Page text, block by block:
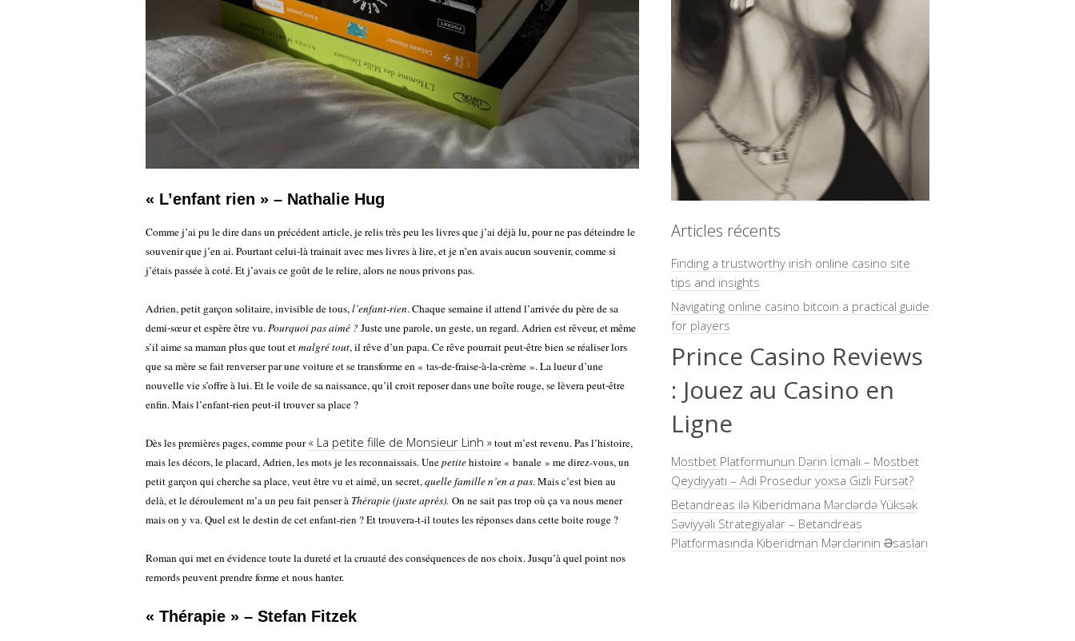
« L’enfant rien » – Nathalie Hug
Comme j’ai pu le dire dans un précédent article, je relis très peu les livres que j’ai déjà lu, pour ne pas déteindre le
souvenir que j’en ai. Pourtant celui-là trainait avec mes livres à lire, et je n’en avais aucun souvenir, comme si
j’étais passée à coté. Et j’avais ce goût de le relire, alors ne nous privons pas.
Adrien, petit garçon solitaire, invisible de tous,l’enfant-rien. Chaque semaine il attend l’arrivée du père de sa
demi-sœur et espère être vu.Pourquoi pas aimé ?Juste une parole, un geste, un regard. Adrien est rêveur, et même
s’il aime sa maman plus que tout etmalgré tout, il rêve d’un papa. Ce rêve pourrait peut-être bien se réaliser lors
que sa mère se fait renverser par une voiture et se transforme en « tas-de-fraise-à-la-crème ». La lueur d’une
nouvelle vie s’offre à lui. Et le voile de sa naissance, qu’il croit reposer dans une boîte rouge, se lèvera peut-être
enfin. Mais l’enfant-rien peut-il trouver sa place ?
Dès les premières pages, comme pour« La petite fille de Monsieur Linh »tout m’est revenu. Pas l’histoire,
mais les décors, le placard, Adrien, les mots je les reconnaissais. Unepetitehistoire « banale » me direz-vous, un
petit garçon qui cherche sa place, veut être vu et aimé, un secret,quelle famille n’en a pas. Mais c’est bien au
delà, et le déroulement m’a un peu fait penser à Thérapie (juste après). On ne sait pas trop où ça va nous mener
mais on y va. Quel est le destin de cet enfant-rien ? Et trouvera-t-il toutes les réponses dans cette boite rouge ?
Roman qui met en évidence toute la dureté et la cruauté des conséquences de nos choix. Jusqu’à quel point nos
remords peuvent prendre forme et nous hanter.
« Thérapie » – Stefan Fitzek
Articles récents
Finding a trustworthy irish online casino site
tips and insights
Navigating online casino bitcoin a practical guide
for players
Prince Casino Reviews
: Jouez au Casino en
Ligne
Mostbet Platformunun Dərin İcmalı – Mostbet
Qeydiyyatı – Adi Prosedur yoxsa Gizli Fürsət?
Betandreas ilə Kiberidmana Mərclərdə Yüksək
Səviyyəli Strategiyalar – Betandreas
Platformasında Kiberidman Mərclərinin Əsasları